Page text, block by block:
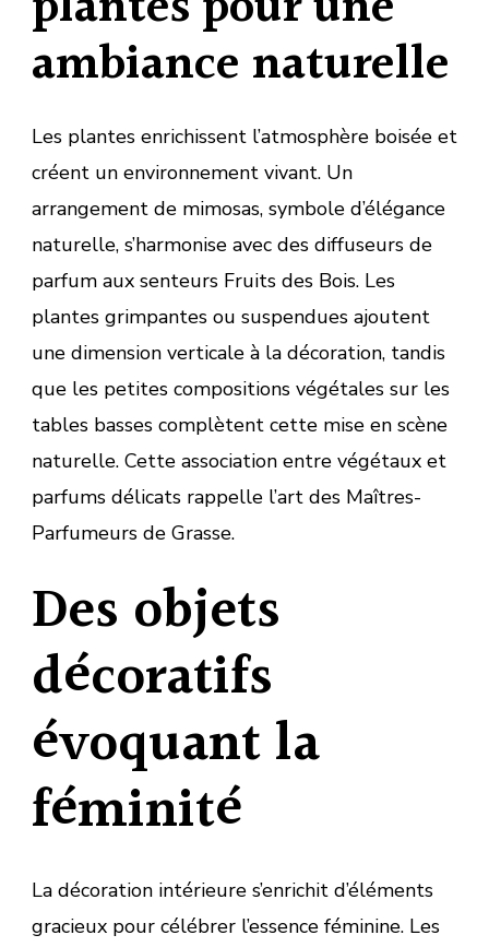
ambiance naturelle
Les plantes enrichissent l’atmosphère boisée et
créent un environnement vivant. Un
arrangement de mimosas, symbole d’élégance
naturelle, s’harmonise avec des diffuseurs de
parfum aux senteurs Fruits des Bois. Les
plantes grimpantes ou suspendues ajoutent
une dimension verticale à la décoration, tandis
que les petites compositions végétales sur les
tables basses complètent cette mise en scène
naturelle. Cette association entre végétaux et
parfums délicats rappelle l’art des Maîtres-
Parfumeurs de Grasse.
Des objets
décoratifs
évoquant la
féminité
La décoration intérieure s’enrichit d’éléments
gracieux pour célébrer l’essence féminine. Les